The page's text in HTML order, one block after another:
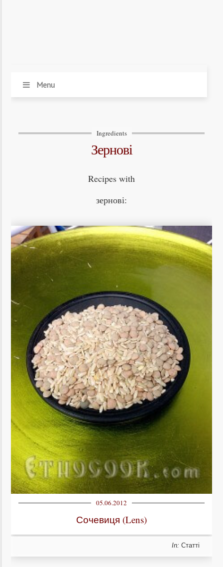
Menu
Ingredients
зернові
Recipes with
зернові:
05.06.2012
Сочевиця (Lens)
In: Статті